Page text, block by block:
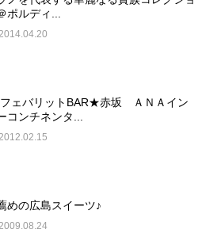
ポルディ...
ェバリットBAR★赤坂 ＡＮＡイン
コンチネンタ...
めの広島スイーツ♪